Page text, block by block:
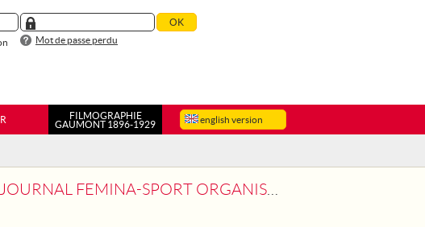
Mot de passe perdu
english version
FILMOGRAPHIE
GAUMONT 1896-1929
UNE GRANDE FETE SPORTIVE AUX CLUBS FEMININS